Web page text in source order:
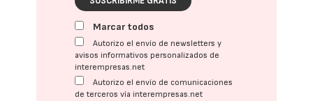
Marcar todos
Autorizo el envío de newsletters y
avisos informativos personalizados de
interempresas.net
Autorizo el envío de comunicaciones
de terceros vía interempresas.net